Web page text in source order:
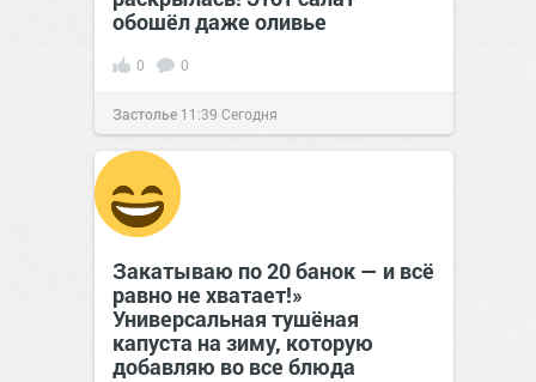
обошёл даже оливье
0 0
Застолье 11:39 Сегодня
Закатываю по 20 банок — и всё
равно не хватает!»
Универсальная тушёная
капуста на зиму, которую
добавляю во все блюда